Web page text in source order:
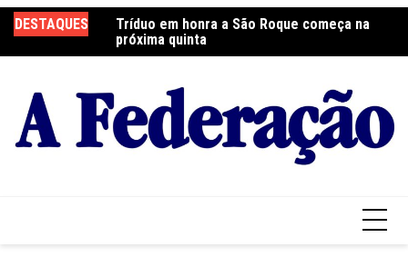
para
o
DESTAQUES
Tríduo em honra a São Roque começa na
próxima quinta
Franciscanos Seculares realizam ação
solidária